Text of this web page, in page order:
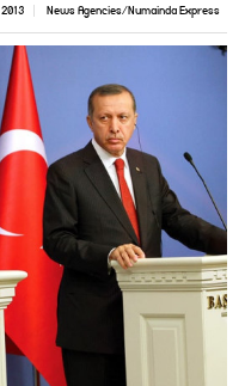
News Agencies/Numainda Express